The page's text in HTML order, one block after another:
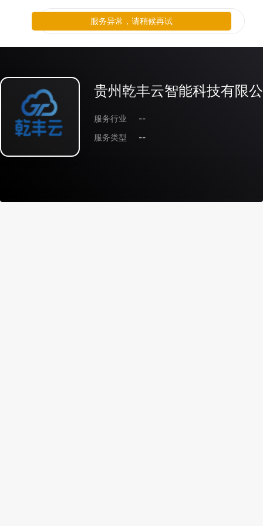
贵州乾丰云智能科技有限
服务行业
--
服务类型
--
服务异常，请稍候再试